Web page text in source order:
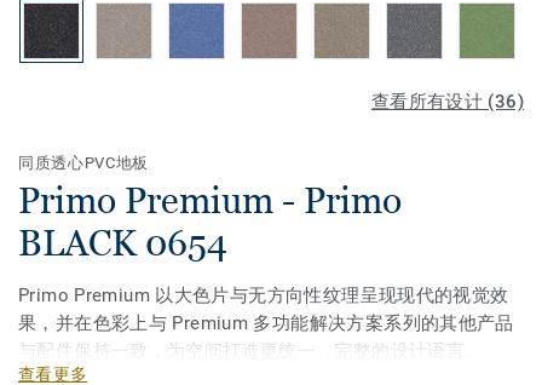
查看所有设计 (36)
同质透心PVC地板
Primo Premium - Primo
BLACK 0654
Primo Premium 以大色片与无方向性纹理呈现现代的视觉效
果，并在色彩上与 Premium 多功能解决方案系列的其他产品
与配件保持一致，为空间打造更统一、完整的设计语言。
查看更多